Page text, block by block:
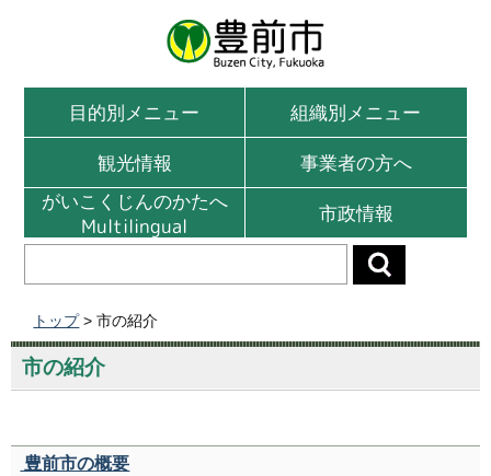
目的別メニュー
組織別メニュー
観光情報
事業者の方へ
がいこくじんのかたへ
Multilingual
市政情報
トップ > 市の紹介
市の紹介
豊前市の概要